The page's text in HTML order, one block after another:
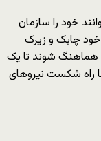
خود را سازمان
خود چابک و زیرک
هماهنگ شوند تا یک
راه شکست نیروهای